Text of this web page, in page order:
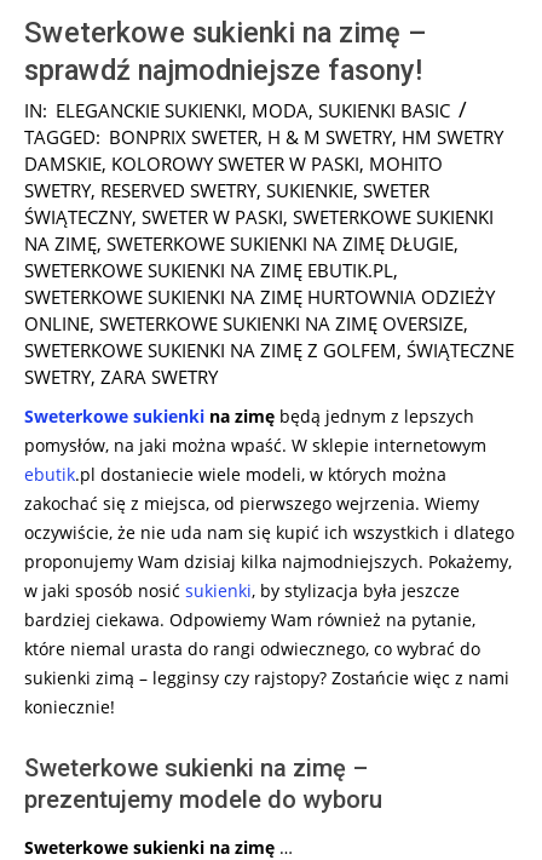
Sweterkowe sukienki na zimę –
sprawdź najmodniejsze fasony!
2021-
12-
20
IN: ELEGANCKIE SUKIENKI, MODA, SUKIENKI BASIC
TAGGED: BONPRIX SWETER, H & M SWETRY, HM SWETRY
DAMSKIE, KOLOROWY SWETER W PASKI, MOHITO
SWETRY, RESERVED SWETRY, SUKIENKIE, SWETER
ŚWIĄTECZNY, SWETER W PASKI, SWETERKOWE SUKIENKI
NA ZIMĘ, SWETERKOWE SUKIENKI NA ZIMĘ DŁUGIE,
SWETERKOWE SUKIENKI NA ZIMĘ EBUTIK.PL,
SWETERKOWE SUKIENKI NA ZIMĘ HURTOWNIA ODZIEŻY
ONLINE, SWETERKOWE SUKIENKI NA ZIMĘ OVERSIZE,
SWETERKOWE SUKIENKI NA ZIMĘ Z GOLFEM, ŚWIĄTECZNE
SWETRY, ZARA SWETRY
Sweterkowe sukienki na zimę będą jednym z lepszych
pomysłów, na jaki można wpaść. W sklepie internetowym
ebutik.pl dostaniecie wiele modeli, w których można
zakochać się z miejsca, od pierwszego wejrzenia. Wiemy
oczywiście, że nie uda nam się kupić ich wszystkich i dlatego
proponujemy Wam dzisiaj kilka najmodniejszych. Pokażemy,
w jaki sposób nosić sukienki, by stylizacja była jeszcze
bardziej ciekawa. Odpowiemy Wam również na pytanie,
które niemal urasta do rangi odwiecznego, co wybrać do
sukienki zimą – legginsy czy rajstopy? Zostańcie więc z nami
koniecznie!
Sweterkowe sukienki na zimę –
prezentujemy modele do wyboru
Sweterkowe sukienki na zimę …